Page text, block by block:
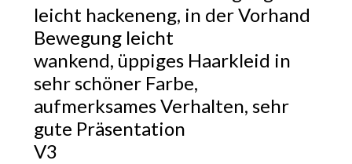
leicht hackeneng, in der Vorhand
Bewegung leicht
wankend, üppiges Haarkleid in
sehr schöner Farbe,
aufmerksames Verhalten, sehr
gute Präsentation
V3